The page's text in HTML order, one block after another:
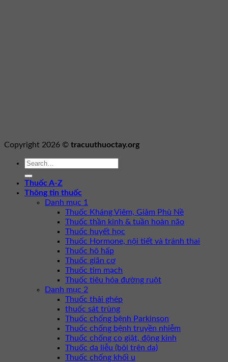
Copyright 2026 © tracuuthuoctay.org
Thuốc A-Z
Thông tin thuốc
Danh mục 1
Thuốc Kháng Viêm, Giảm Phù Nề
Thuốc thần kinh & tuần hoàn não
Thuốc huyết học
Thuốc Hormone, nội tiết và tránh thai
Thuốc hô hấp
Thuốc giãn cơ
Thuốc tim mạch
Thuốc tiêu hóa đường ruột
Danh mục 2
Thuốc thải ghép
thuốc sát trùng
Thuốc chống bệnh Parkinson
Thuốc chống bệnh truyền nhiễm
Thuốc chống co giật, động kinh
Thuốc da liễu (bôi trên da)
Thuốc chống khối u